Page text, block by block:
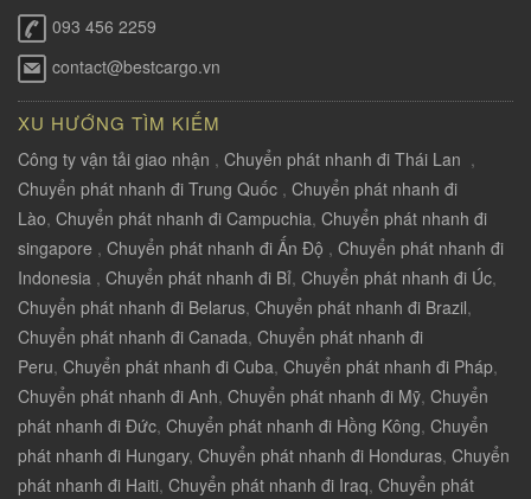
093 456 2259
contact@bestcargo.vn
XU HƯỚNG TÌM KIẾM
Công ty vận tải giao nhận , Chuyển phát nhanh đi Thái Lan ,
Chuyển phát nhanh đi Trung Quốc , Chuyển phát nhanh đi
Lào, Chuyển phát nhanh đi Campuchia, Chuyển phát nhanh đi
singapore , Chuyển phát nhanh đi Ấn Độ , Chuyển phát nhanh đi
Indonesia , Chuyển phát nhanh đi Bỉ, Chuyển phát nhanh đi Úc,
Chuyển phát nhanh đi Belarus, Chuyển phát nhanh đi Brazil,
Chuyển phát nhanh đi Canada, Chuyển phát nhanh đi
Peru, Chuyển phát nhanh đi Cuba, Chuyển phát nhanh đi Pháp,
Chuyển phát nhanh đi Anh, Chuyển phát nhanh đi Mỹ, Chuyển
phát nhanh đi Đức, Chuyển phát nhanh đi Hồng Kông, Chuyển
phát nhanh đi Hungary, Chuyển phát nhanh đi Honduras, Chuyển
phát nhanh đi Haiti, Chuyển phát nhanh đi Iraq, Chuyển phát